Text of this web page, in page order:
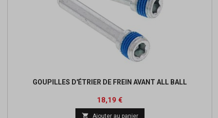
GOUPILLES D'ÉTRIER DE FREIN AVANT ALL BALL
Prix
18,19 €
 Ajouter au panier